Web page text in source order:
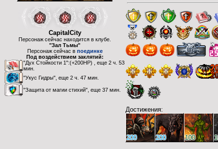
CapitalCity
Персонаж сейчас находится в клубе.
"Зал Тьмы"
Персонаж сейчас в поединке
Под воздействием заклятий:
"Дух Стойкости 1":(+200HP) , еще 2 ч. 53
мин.
"Укус Гидры", еще 2 ч. 47 мин.
"Защита от магии стихий", еще 37 мин.
Достижения:
200 200 100